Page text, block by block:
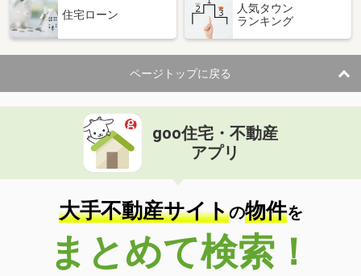
住 所
岐阜県岐阜市南鶉７
専有面積 23.18m²
間取り
1K
岐阜県岐阜市高田６丁目
価 格
住 所
岐阜県岐阜市高田６丁目
専有面積 53.68m²
間取り
2LDK
岐阜県大垣市昼飯町
価 格
4.20万円
住宅ローン
人気タウン
ランキング
ページトップに戻る
goo住宅・不動産
アプリ
大手不動産サイトの物件を
まとめて検索！